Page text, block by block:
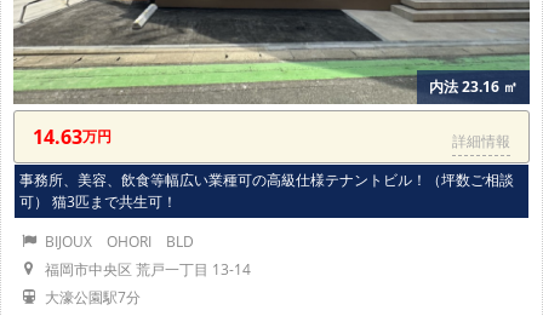
内法 23.16 ㎡
14.63万円
詳細情報
事務所、美容、飲食等幅広い業種可の高級仕様テナントビル！（坪数ご相談
可） 猫3匹まで共生可！
BIJOUX OHORI BLD
福岡市中央区 荒戸一丁目 13-14
大濠公園駅7分